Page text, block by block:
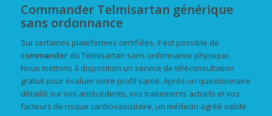
Commander Telmisartan générique
sans ordonnance
Sur certaines plateformes certifiées, il est possible de
commanderdu Telmisartan sans ordonnance physique.
Nous mettons à disposition un service de téléconsultation
gratuit pour évaluer votre profil santé. Après un questionnaire
détaillé sur vos antécédents, vos traitements actuels et vos
facteurs de risque cardiovasculaire, un médecin agréé valide